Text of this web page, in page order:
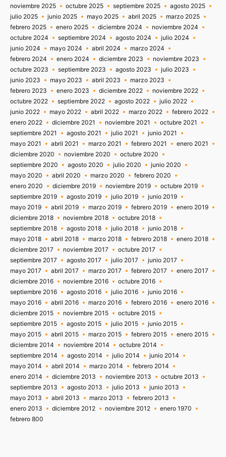
noviembre 2025
octubre 2025 septiembre 2025
agosto 2025
julio 2025
junio 2025 mayo 2025 abril 2025
marzo 2025
febrero 2025
enero 2025 diciembre 2024
noviembre 2024
octubre 2024
septiembre 2024 agosto 2024
julio 2024
junio 2024
mayo 2024 abril 2024
marzo 2024
febrero 2024
enero 2024 diciembre 2023
noviembre 2023
octubre 2023
septiembre 2023 agosto 2023
julio 2023
junio 2023
mayo 2023 abril 2023
marzo 2023
febrero 2023
enero 2023 diciembre 2022
noviembre 2022
octubre 2022
septiembre 2022 agosto 2022
julio 2022
junio 2022
mayo 2022 abril 2022 marzo 2022
febrero 2022
enero 2022
diciembre 2021 noviembre 2021
octubre 2021
septiembre 2021
agosto 2021 julio 2021
junio 2021
mayo 2021
abril 2021 marzo 2021 febrero 2021
enero 2021
diciembre 2020
noviembre 2020
octubre 2020
septiembre 2020
agosto 2020 julio 2020
junio 2020
mayo 2020
abril 2020 marzo 2020
febrero 2020
enero 2020
diciembre 2019 noviembre 2019
octubre 2019
septiembre 2019
agosto 2019 julio 2019
junio 2019
mayo 2019
abril 2019 marzo 2019 febrero 2019
enero 2019
diciembre 2018
noviembre 2018
octubre 2018
septiembre 2018
agosto 2018 julio 2018
junio 2018
mayo 2018
abril 2018 marzo 2018 febrero 2018
enero 2018
diciembre 2017
noviembre 2017
octubre 2017
septiembre 2017
agosto 2017 julio 2017
junio 2017
mayo 2017
abril 2017 marzo 2017 febrero 2017
enero 2017
diciembre 2016
noviembre 2016
octubre 2016
septiembre 2016
agosto 2016 julio 2016
junio 2016
mayo 2016
abril 2016 marzo 2016 febrero 2016
enero 2016
diciembre 2015
noviembre 2015
octubre 2015
septiembre 2015
agosto 2015 julio 2015
junio 2015
mayo 2015
abril 2015 marzo 2015 febrero 2015
enero 2015
diciembre 2014
noviembre 2014
octubre 2014
septiembre 2014
agosto 2014 julio 2014
junio 2014
mayo 2014
abril 2014 marzo 2014
febrero 2014
enero 2014
diciembre 2013 noviembre 2013
octubre 2013
septiembre 2013
agosto 2013 julio 2013
junio 2013
mayo 2013
abril 2013 marzo 2013
febrero 2013
enero 2013
diciembre 2012 noviembre 2012
enero 1970
febrero 800